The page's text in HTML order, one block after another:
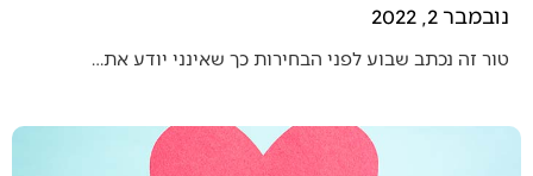
נובמבר 2, 2022
טור זה נכתב שבוע לפני הבחירות כך שאינני יודע את…